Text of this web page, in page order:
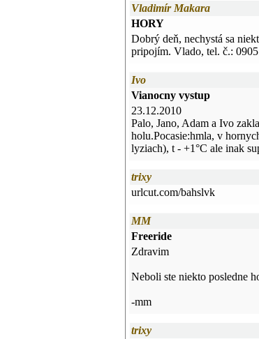
Vladimír Makara
HORY
Dobrý deň, nechystá sa
pripojím. Vlado, tel. č.:
Ivo
Vianocny vystup
23.12.2010
Palo, Jano, Adam a Ivo
holu.Pocasie:hmla, v
lyziach), t - +1°C ale inak
trixy
urlcut.com/bahslvk
MM
Freeride
Zdravim
Neboli ste niekto posledne
-mm
trixy